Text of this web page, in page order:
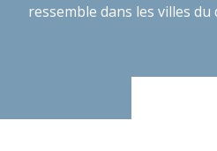
ressemble dans les villes